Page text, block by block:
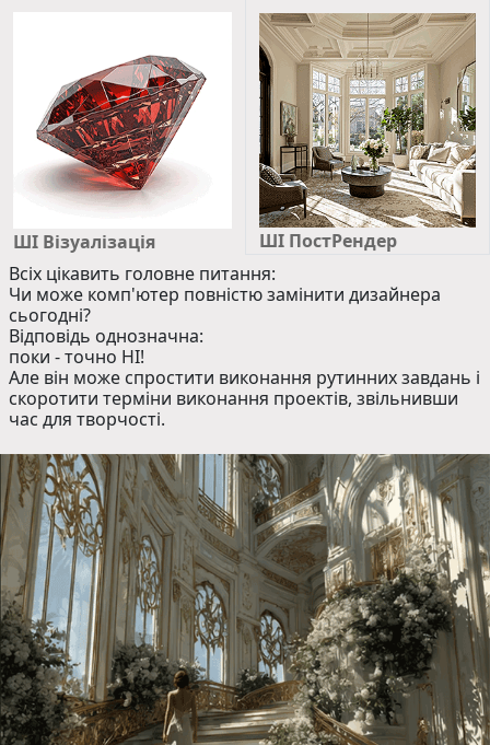
ШІ Візуалізація
ШІ ПостРендер
Всіх цікавить головне питання:
Чи може комп'ютер повністю замінити дизайнера
сьогодні?
Відповідь однозначна:
поки - точно НІ!
Але він може спростити виконання рутинних завдань і
скоротити терміни виконання проектів, звільнивши
час для творчості.